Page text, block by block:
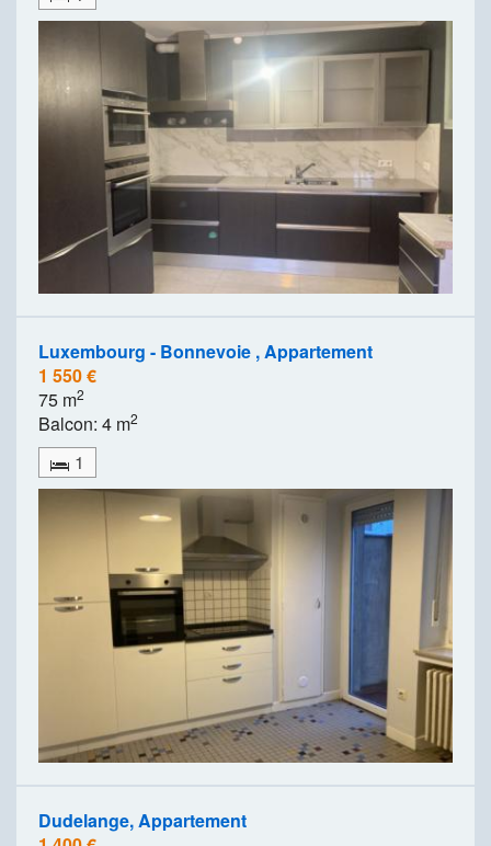
Luxembourg - Bonnevoie , Appartement
1 550 €
75 m2
Balcon: 4 m2
1
Dudelange, Appartement